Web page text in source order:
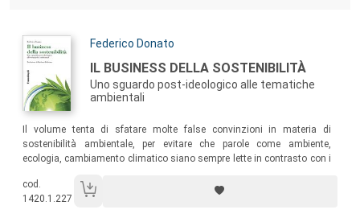
Autori:
Federico Donato
Titolo:
IL BUSINESS DELLA SOSTENIBILITÀ
Uno sguardo post-ideologico alle tematiche
ambientali
Il volume tenta di sfatare molte false convinzioni in materia di
sostenibilità ambientale, per evitare che parole come ambiente,
ecologia, cambiamento climatico siano sempre lette in contrasto con i
partecipazione del mondo privato allo sforzo varato dagli organismi
governativi internazionali infatti può sancire il successo di una sfida
cod.
1420.1.227